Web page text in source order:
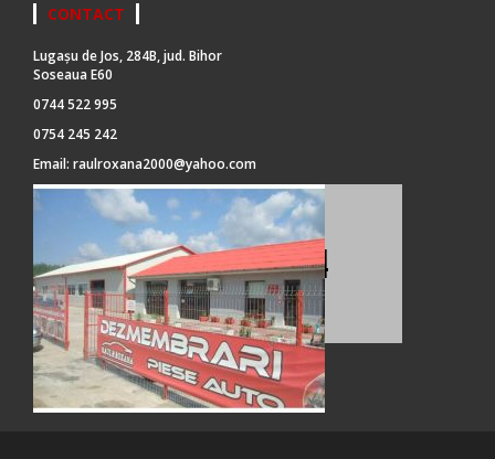
CONTACT
Lugașu de Jos, 284B, jud. Bihor
Soseaua E60
0744 522 995
0754 245 242
Email: raulroxana2000@yahoo.com